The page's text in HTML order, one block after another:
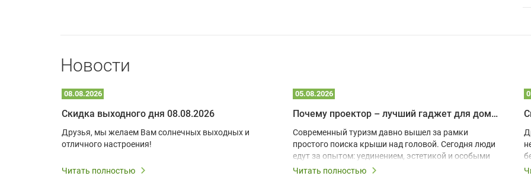
Новости
08.08.2026
Скидка выходного дня 08.08.2026
Друзья, мы желаем Вам солнечных выходных и
отличного настроения!
Читать полностью
05.08.2026
Почему проектор – лучший гаджет для домика в глэмпинге
Современный туризм давно вышел за рамки
простого поиска крыши над головой. Сегодня люди
едут за опытом: уединением, эстетикой и особыми
ощущениями. Владельцы A-frame домов,
Читать полностью